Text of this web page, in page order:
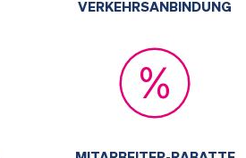
VERKEHRSANBINDUNG